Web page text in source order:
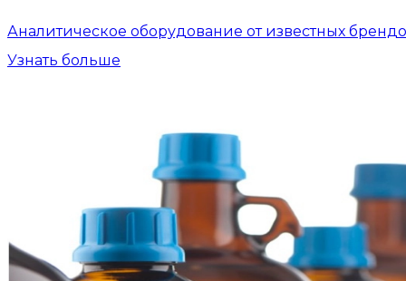
Аналитическое оборудование от известных
Узнать больше